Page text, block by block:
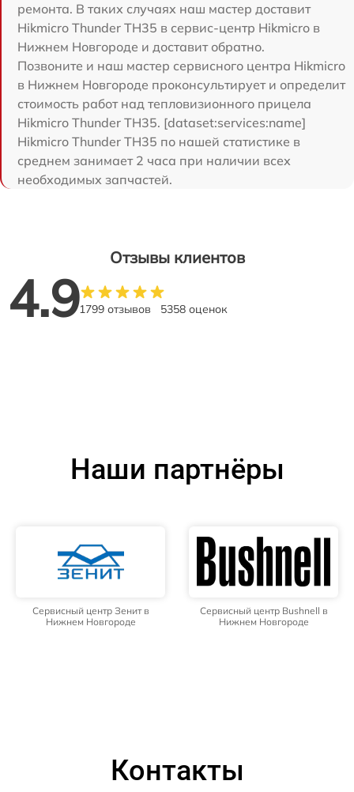
ремонта. В таких случаях наш мастер доставит
Hikmicro Thunder TH35 в сервис-центр Hikmicro в
Нижнем Новгороде и доставит обратно.
Позвоните и наш мастер сервисного центра Hikmicro
в Нижнем Новгороде проконсультирует и определит
стоимость работ над тепловизионного прицела
Hikmicro Thunder TH35. [dataset:services:name]
Hikmicro Thunder TH35 по нашей статистике в
среднем занимает 2 часа при наличии всех
необходимых запчастей.
Отзывы клиентов
4.91799 отзывов 5358 оценок
Наши партнёры
Сервисный центр Зенит в
Нижнем Новгороде
Сервисный центр Bushnell в
Нижнем Новгороде
Контакты